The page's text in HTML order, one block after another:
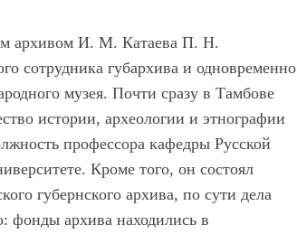
архивом И. М. Катаева П. Н.
сотрудника губархива и одновременно
музея. Почти сразу в Тамбове
истории, археологии и этнографии
профессора кафедры Русской
Кроме того, он состоял
губернского архива, по сути дела
фонды архива находились в